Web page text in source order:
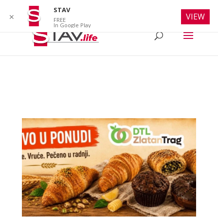
✕
STAV
FREE
In Google Play
VIEW